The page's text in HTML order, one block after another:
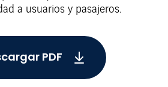
a usuarios y pasajeros.
PDF